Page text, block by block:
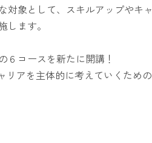
象として、スキルアップやキ
ます。
コースを新たに開講！
アを主体的に考えていくため